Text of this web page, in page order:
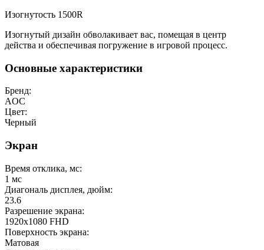
Изогнутость 1500R
Изогнутый дизайн обволакивает вас, помещая в центр
действа и обеспечивая погружение в игровой процесс.
Основные характеристики
Бренд:
AOC
Цвет:
Черный
Экран
Время отклика, мс:
1 мс
Диагональ дисплея, дюйм:
23.6
Разрешение экрана:
1920x1080 FHD
Поверхность экрана:
Матовая